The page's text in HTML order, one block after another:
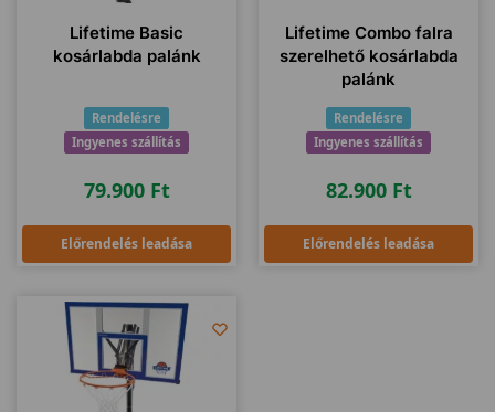
Lifetime Basic
kosárlabda palánk
Rendelésre
Ingyenes szállítás
79.900 Ft
Előrendelés leadása
Lifetime Combo falra
szerelhető kosárlabda
palánk
Rendelésre
Ingyenes szállítás
82.900 Ft
Előrendelés leadása